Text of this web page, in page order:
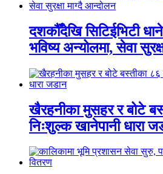
दशकौँदेखि सिटिईभिटी
भविष्य अन्योलमा, सेवा
खैरहनीका मुसहर र बोटे
निःशुल्क खानेपानी धारा